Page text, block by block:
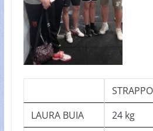
STRAPPO
LAURA BUIA
24 kg